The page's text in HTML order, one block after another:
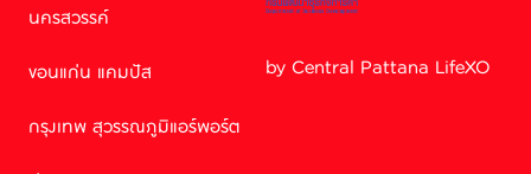
นครสวรรค์
ขอนแก่น แคมปัส
กรุงเทพ สุวรรณภูมิแอร์พอร์ต
by Central Pattana LifeXO